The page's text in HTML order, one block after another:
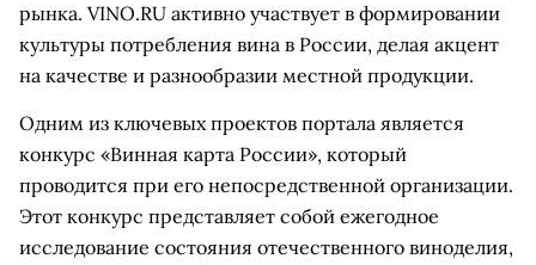
рынка. VINO.RU активно участвует в формировании
культуры потребления вина в России, делая акцент
на качестве и разнообразии местной продукции.
Одним из ключевых проектов портала является
конкурс «Винная карта России», который
проводится при его непосредственной организации.
Этот конкурс представляет собой ежегодное
исследование состояния отечественного виноделия,